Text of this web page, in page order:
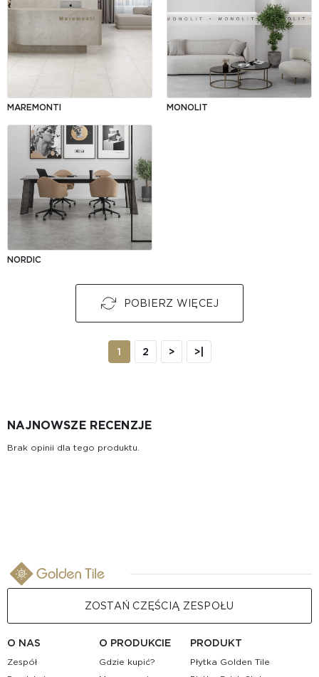
MAREMONTI MONOLIT
NORDIC
POBIERZ WIĘCEJ
1 2 > >|
NAJNOWSZE RECENZJE
Brak opinii dla tego produktu.
ZOSTAŃ CZĘŚCIĄ ZESPOŁU
O NAS
Zespół
O PRODUKCIE
Gdzie kupić?
PRODUKT
Płytka Golden Tile